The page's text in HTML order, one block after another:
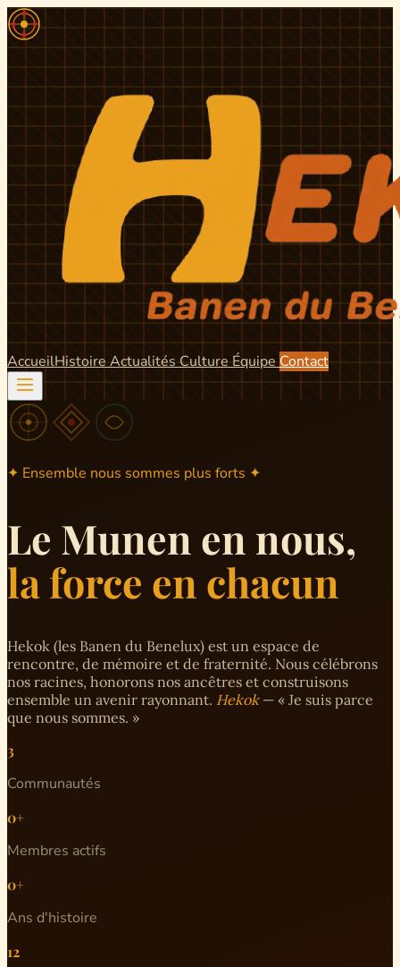
AccueilHistoire ActualitésCulture Équipe Contact
✦ Ensemble nous sommes plus forts ✦
Le Munen en nous,
la force en chacun
Hekok (les Banen du Benelux) est un espace de
rencontre, de mémoire et de fraternité. Nous célébrons
nos racines, honorons nos ancêtres et construisons
ensemble un avenir rayonnant. Hekok— « Je suis parce
que nous sommes. »
3
Communautés
0+
Membres actifs
0+
Ans d'histoire
12